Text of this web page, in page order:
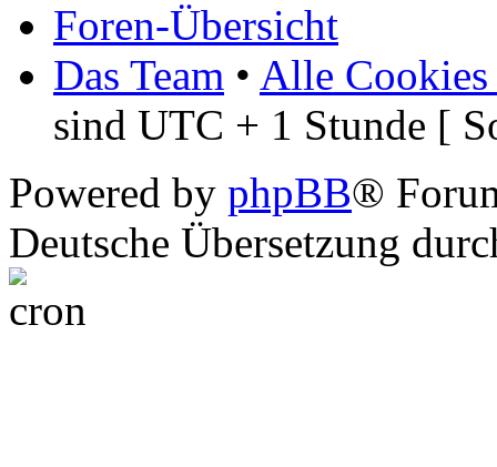
Foren-Übersicht
Das Team • Alle Cookies
sind UTC + 1 Stunde [
Powered by phpBB®
Deutsche Übersetzung